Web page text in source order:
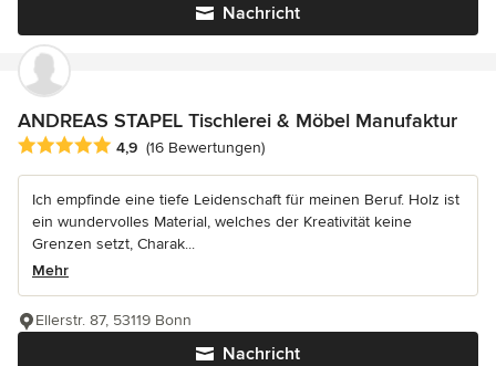
Nachricht
ANDREAS STAPEL Tischlerei & Möbel Manufaktur
Durchschnittliche Bewertung: 4.9 von 5 Sternen
4,9 (16 Bewertungen)
Ich empfinde eine tiefe Leidenschaft für meinen Beruf. Holz ist
ein wundervolles Material, welches der Kreativität keine
Grenzen setzt, Charak...
Mehr
Nachricht
Ellerstr. 87, 53119 Bonn